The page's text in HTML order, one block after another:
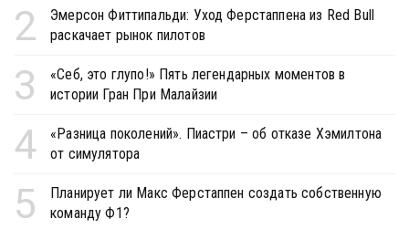
2
Эмерсон Фиттипальди: Уход Ферстаппена из Red Bull
раскачает рынок пилотов
3
«Себ, это глупо!» Пять легендарных моментов в
истории Гран При Малайзии
4
«Разница поколений». Пиастри – об отказе Хэмилтона
от симулятора
5
Планирует ли Макс Ферстаппен создать собственную
команду Ф1?